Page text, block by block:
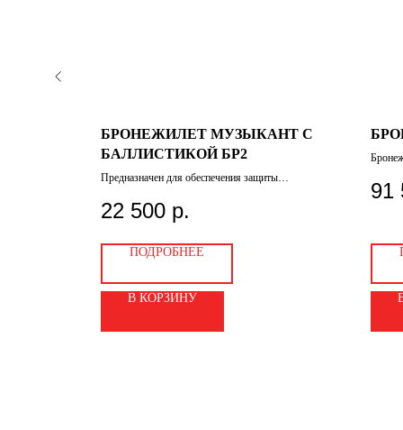
БРОНЕЖИЛЕТ МУЗЫКАНТ С
БАЛЛИСТИКОЙ БР2
Предназначен для обеспечения защиты
правоохранительных органов и охранной службы.
Этот бронежилет обеспечивает высокий уровень
факторов.
22 500 р.
ПОДРОБНЕЕ
В КОРЗИНУ
91